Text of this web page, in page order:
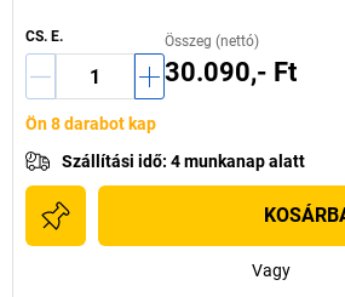
CS. E. Összeg (nettó)
30.090,- Ft
Ön 8 darabot kap
Szállítási idő: 4 munkanap alatt
Vagy